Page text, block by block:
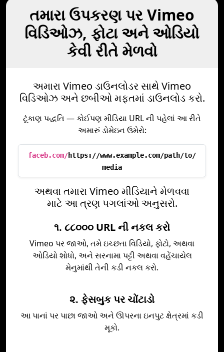
તમારા ઉપકરણ પર Vimeo
વિડિઓઝ, ફોટા અને ઓડિયો
કેવી રીતે મેળવો
અમારા Vimeo ડાઉનલોડર સાથે Vimeo
વિડિઓઝ અને છબીઓ મફતમાં ડાઉનલોડ કરો.
ટૂંકાણ પદ્ધતિ — કોઈપણ મીડિયા URL ની પહેલાં આ રીતે
અમારું ડોમેઇન ઉમેરો:
faceb.com/https://www.example.com/path/to/
media
અથવા તમારા Vimeo મીડિયાને મેળવવા
માટે આ ત્રણ પગલાંઓ અનુસરો.
૧. ૮૮૦૦૦ URL ની નકલ કરો
Vimeo પર જાઓ, તમે ઇચ્છતા વિડિયો, ફોટો, અથવા
ઓડિયો શોધો, અને સરનામા પટ્ટી અથવા વહેંચાયેલ
મેનુમાંથી તેની કડી નકલ કરો.
૨. ફેસબુક પર ચોંટાડો
આ પાનાં પર પાછા જાઓ અને ઊપરના ઇનપુટ ક્ષેત્રમાં કડી
મૂકો.